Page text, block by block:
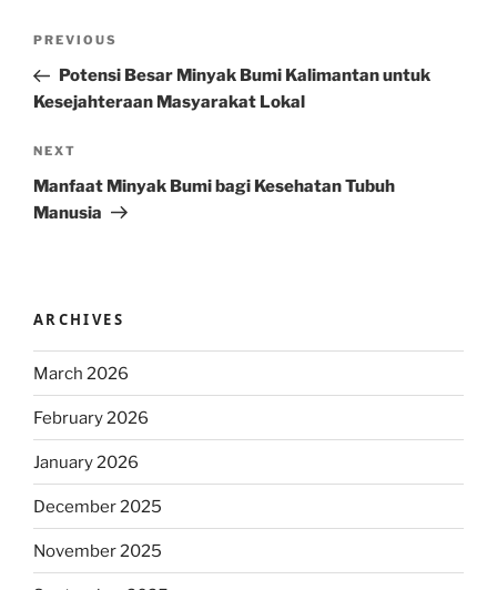
Previous
Post
PREVIOUS
Potensi Besar Minyak Bumi Kalimantan untuk
Kesejahteraan Masyarakat Lokal
Next
Post
NEXT
Manfaat Minyak Bumi bagi Kesehatan Tubuh
Manusia
ARCHIVES
March 2026
February 2026
January 2026
December 2025
November 2025